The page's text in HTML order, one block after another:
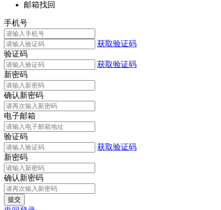
邮箱找回
手机号
获取验证码
验证码
获取验证码
新密码
确认新密码
电子邮箱
验证码
获取验证码
新密码
确认新密码